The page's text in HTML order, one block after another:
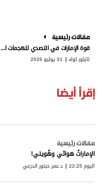
مقالات رئيسية
قوة الإمارات في التصدي للهجمات الإيرانية
تايلور لوك 31 يوليو 2026
إقرأ أيضا
مقالات رئيسية
الإماراتُ هوائي وهُويتي!
اليوم 22:25 د.عمر حبتور الدرعي